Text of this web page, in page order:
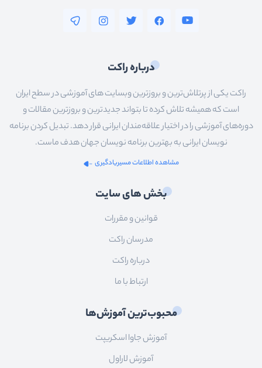
درباره راکت
راکت یکی از پرتلاش‌ترین و بروزترین وبسایت های آموزشی در سطح ایران
است که همیشه تلاش کرده تا بتواند جدیدترین و بروزترین مقالات و
دوره‌های آموزشی را در اختیار علاقه‌مندان ایرانی قرار دهد. تبدیل کردن برنامه
نویسان ایرانی به بهترین برنامه نویسان جهان هدف ماست.
مشاهده اطلاعات مسیریادگیری
بخش های سایت
قوانین و مقررات
مدرسان راکت
درباره راکت
ارتباط با ما
محبوب‌ترین آموزش‌ها
آموزش جاوا اسکریپت
آموزش لاراول